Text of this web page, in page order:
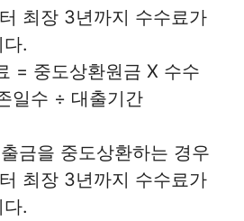
최장 3년까지 수수료가
.
= 중도상환원금 X 수수
일수 ÷ 대출기간
금을 중도상환하는 경우
최장 3년까지 수수료가
.